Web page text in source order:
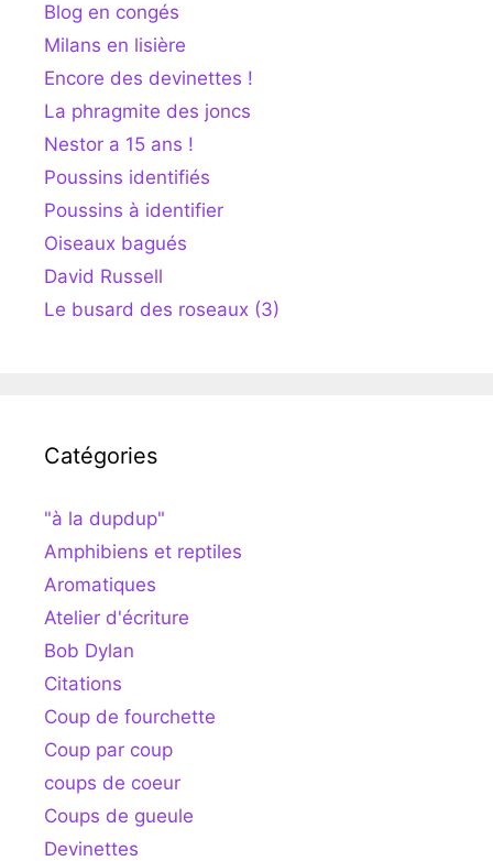
Blog en congés
Milans en lisière
Encore des devinettes !
La phragmite des joncs
Nestor a 15 ans !
Poussins identifiés
Poussins à identifier
Oiseaux bagués
David Russell
Le busard des roseaux (3)
Catégories
"à la dupdup"
Amphibiens et reptiles
Aromatiques
Atelier d'écriture
Bob Dylan
Citations
Coup de fourchette
Coup par coup
coups de coeur
Coups de gueule
Devinettes